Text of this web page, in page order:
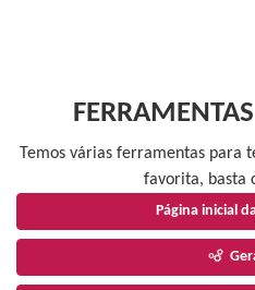
Temos várias ferramentas para
favorita, basta
Página inicial